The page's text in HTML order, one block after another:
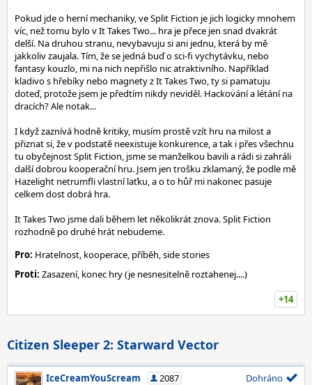
Pokud jde o herní mechaniky, ve Split Fiction je jich logicky mnohem
víc, než tomu bylo v It Takes Two... hra je přece jen snad dvakrát
delší. Na druhou stranu, nevybavuju si ani jednu, která by mě
jakkoliv zaujala. Tím, že se jedná buď o sci-fi vychytávku, nebo
fantasy kouzlo, mi na nich nepřišlo nic atraktivního. Například
kladivo s hřebíky nebo magnety z It Takes Two, ty si pamatuju
doteď, protože jsem je předtím nikdy neviděl. Hackování a létání na
dracích? Ale notak...
I když zaznívá hodně kritiky, musím prostě vzít hru na milost a
přiznat si, že v podstatě neexistuje konkurence, a tak i přes všechnu
tu obyčejnost Split Fiction, jsme se manželkou bavili a rádi si zahráli
další dobrou kooperační hru. Jsem jen trošku zklamaný, že podle mě
Hazelight netrumfli vlastní laťku, a o to hůř mi nakonec pasuje
celkem dost dobrá hra.
It Takes Two jsme dali během let několikrát znova. Split Fiction
rozhodně po druhé hrát nebudeme.
Pro: Hratelnost, kooperace, příběh, side stories
Proti: Zasazení, konec hry (je nesnesitelně roztahenej....)
+14
Citizen Sleeper 2: Starward Vector
IceCreamYouScream
2087
Dohráno